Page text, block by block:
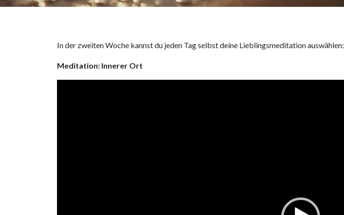
In der zweiten Woche kannst du jeden Tag selbst deine Lieblingsmeditation auswählen:
Meditation: Innerer Ort